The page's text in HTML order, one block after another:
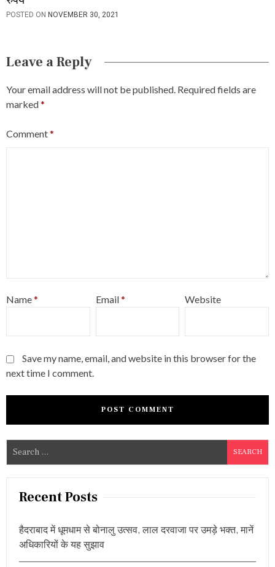
POSTED ON NOVEMBER 30, 2021
Leave a Reply
Your email address will not be published. Required fields are
marked*
Comment*
Name* Email* Website
Save my name, email, and website in this browser for the
next time I comment.
a
Recent Posts
हैदराबाद में धूमधाम से बोनालु उत्सव, लाल दरवाजा पर उमड़े भक्त, मानें
अधिकारियों के यह सुझाव